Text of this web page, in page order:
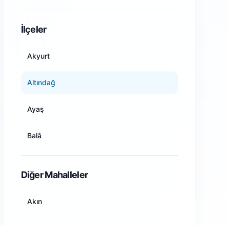
Bilecik
Bingöl
İlçeler
Akyurt
Altındağ
Ayaş
Balâ
Diğer Mahalleler
Akın